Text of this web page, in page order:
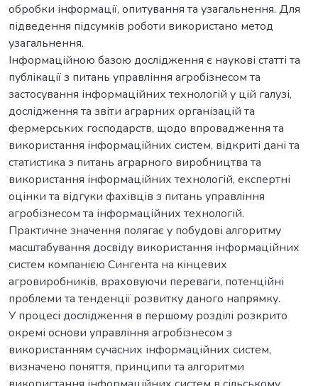
обробки інформації, опитування та узагальнення. Для
підведення підсумків роботи використано метод
узагальнення.
Інформаційною базою дослідження є наукові статті та
публікації з питань управління агробізнесом та
застосування інформаційних технологій у цій галузі,
дослідження та звіти аграрних організацій та
фермерських господарств, щодо впровадження та
використання інформаційних систем, відкриті дані та
статистика з питань аграрного виробництва та
використання інформаційних технологій, експертні
оцінки та відгуки фахівців з питань управління
агробізнесом та інформаційних технологій.
Практичне значення полягає у побудові алгоритму
масштабування досвіду використання інформаційних
систем компанією Сингента на кінцевих
агровиробників, враховуючи переваги, потенційні
проблеми та тенденції розвитку даного напрямку.
У процесі дослідження в першому розділі розкрито
окремі основи управління агробізнесом з
використанням сучасних інформаційних систем,
визначено поняття, принципи та алгоритми